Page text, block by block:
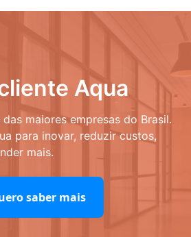
Aqua
maiores empresas do Brasil.
para inovar, reduzir custos,
mais.
saber mais